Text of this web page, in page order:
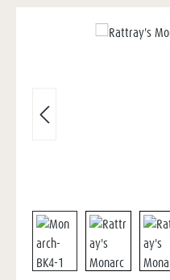
Bildergalerie überspringen